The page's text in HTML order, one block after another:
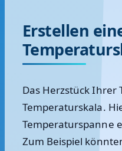
Erstellen
Das Herzstück Ihrer
Temperaturskala.
Temperaturspanne
Zum Beispiel